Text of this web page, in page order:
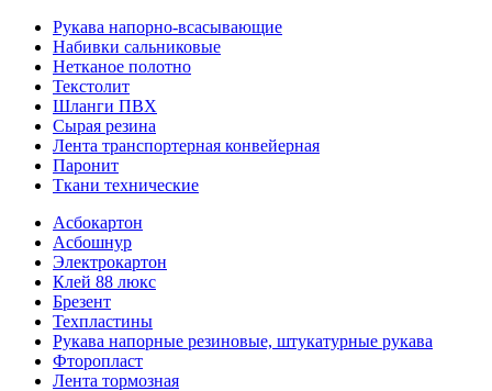
Рукава напорно-всасывающие
Набивки сальниковые
Нетканое полотно
Текстолит
Шланги ПВХ
Сырая резина
Лента транспортерная конвейерная
Паронит
Ткани технические
Асбокартон
Асбошнур
Электрокартон
Клей 88 люкс
Брезент
Техпластины
Рукава напорные резиновые, штукатурные рукава
Фторопласт
Лента тормозная